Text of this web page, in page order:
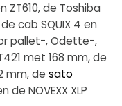
ZT610, de Toshiba
cab SQUIX 4 en
pallet-, Odette-,
met 168 mm, de
mm, de sato
de NOVEXX XLP